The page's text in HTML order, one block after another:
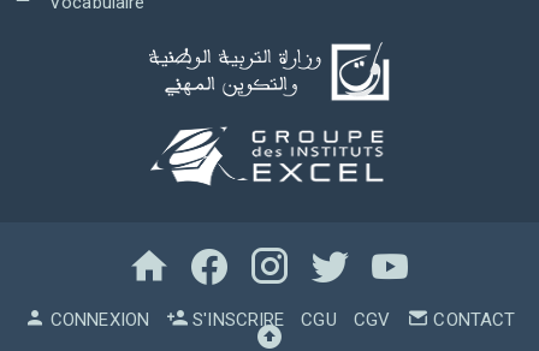
CONNEXION S'INSCRIRE CGU CGV CONTACT